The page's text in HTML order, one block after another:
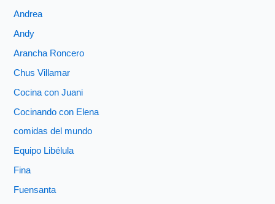
Andrea
Andy
Arancha Roncero
Chus Villamar
Cocina con Juani
Cocinando con Elena
comidas del mundo
Equipo Libélula
Fina
Fuensanta